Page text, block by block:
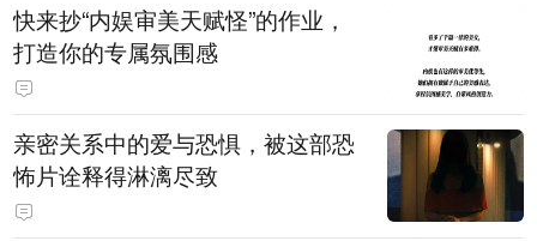
快来抄“内娱审美天赋怪”的作业，
打造你的专属氛围感
亲密关系中的爱与恐惧，被这部恐
怖片诠释得淋漓尽致